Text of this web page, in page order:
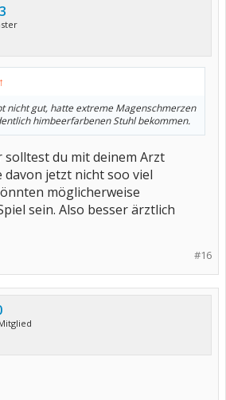
↑
nicht gut, hatte extreme Magenschmerzen
himbeerfarbenen Stuhl bekommen.
solltest du mit deinem Arzt
davon jetzt nicht soo viel
möglicherweise
sein. Also besser ärztlich
#16